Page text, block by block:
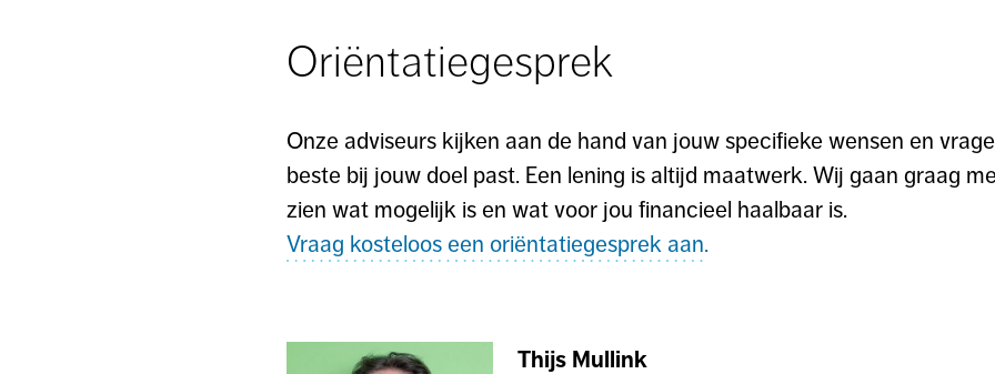
Oriëntatiegesprek
Onze adviseurs kijken aan de hand van jouw specifieke wensen en
beste bij jouw doel past. Een lening is altijd maatwerk. Wij gaan graag
zien wat mogelijk is en wat voor jou financieel haalbaar is.
Vraag kosteloos een oriëntatiegesprek aan.
Thijs Mullink